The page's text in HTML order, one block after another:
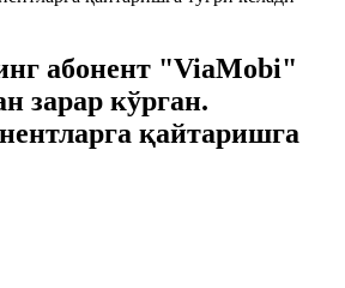
абонент "ViaMobi"
зарар кўрган.
қайтаришга